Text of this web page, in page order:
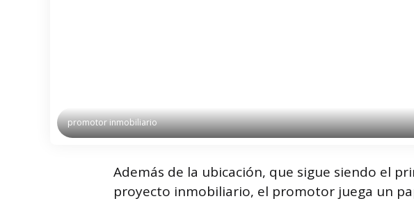
promotor inmobiliario
Además de la ubicación, que sigue siendo el
proyecto inmobiliario, el promotor juega un